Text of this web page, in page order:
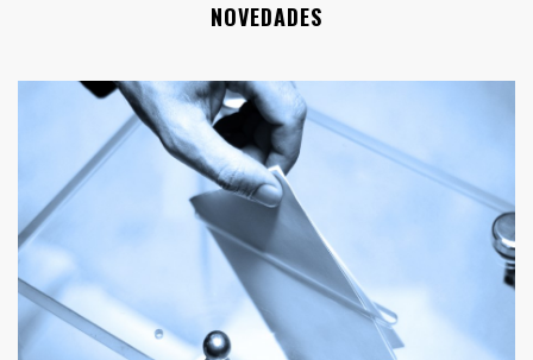
NOVEDADES